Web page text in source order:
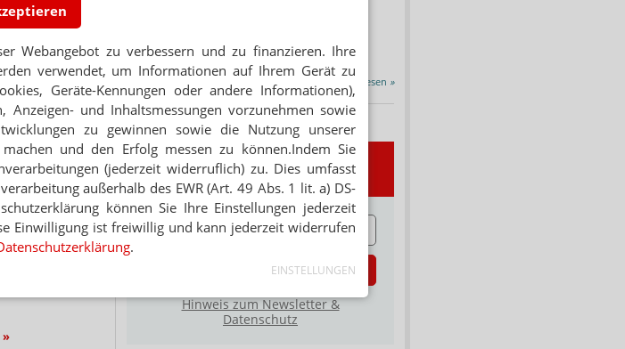
Webangebot zu verbessern und zu finanzieren. Ihre
verwendet, um Informationen auf Ihrem Gerät zu
Geräte-Kennungen oder andere Informationen),
Anzeigen- und Inhaltsmessungen vorzunehmen sowie
zu gewinnen sowie die Nutzung unserer
und den Erfolg messen zu können.Indem Sie
(jederzeit widerruflich) zu. Dies umfasst
außerhalb des EWR (Art. 49 Abs. 1 lit. a) DS-
können Sie Ihre Einstellungen jederzeit
Einwilligung ist freiwillig und kann jederzeit widerrufen
.
EINSTELLUNGEN
verschreibungspflichtige Präparate sowie...
Mehr
Alle Porträts lesen »
Newsletter
E-MAIL ADRESSE
Jetzt abonnieren
Hinweis zum Newsletter &
Datenschutz